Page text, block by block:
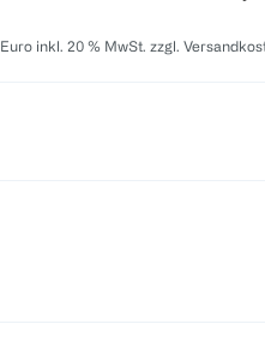
inkl. 20 % MwSt. zzgl.